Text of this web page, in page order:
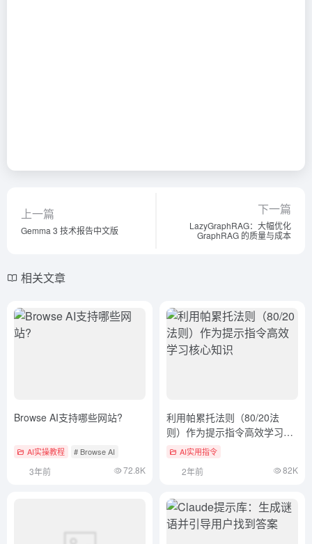
上一篇
Gemma 3 技术报告中文版
下一篇
LazyGraphRAG：大幅优化
GraphRAG 的质量与成本
相关文章
Browse AI支持哪些网站?
AI实操教程 # Browse AI
3年前 72.8K
利用帕累托法则（80/20法
则）作为提示指令高效学习核
心知识
AI实用指令
2年前 82K